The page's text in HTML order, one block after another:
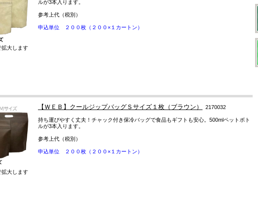
拡大します
ルが3本入ります。
参考上代（税別）
申込単位 ２００枚（２００×１カートン）
拡大します
【ＷＥＢ】クールジップバッグＳサイズ１枚（ブラウン） 2170032
持ち運びやすく丈夫！チャック付き保冷バッグで食品もギフトも安心。500mlペットボト
ルが3本入ります。
参考上代（税別）
申込単位 ２００枚（２００×１カートン）